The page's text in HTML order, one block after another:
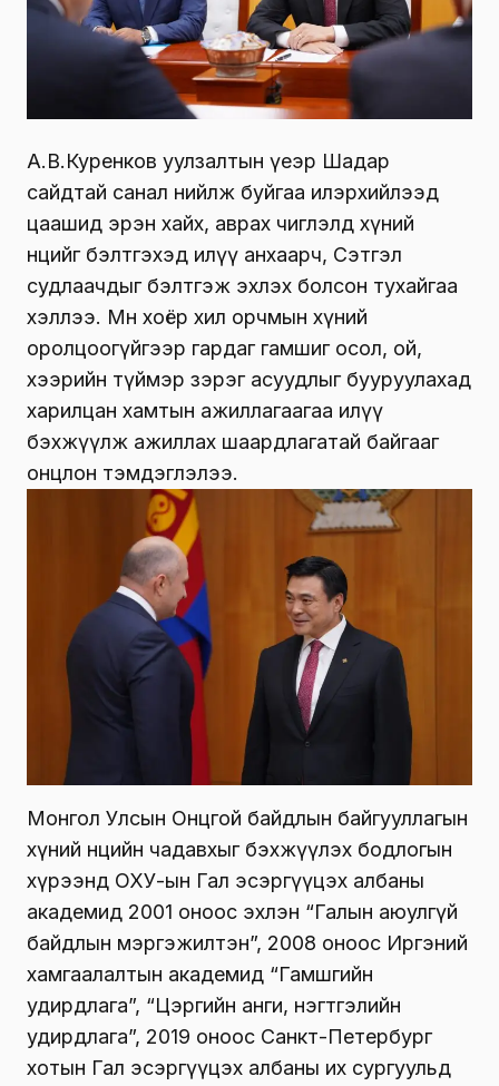
А.В.Куренков уулзалтын үеэр Шадар
сайдтай санал нийлж буйгаа илэрхийлээд
цаашид эрэн хайх, аврах чиглэлд хүний
нөөцийг бэлтгэхэд илүү анхаарч, Сэтгэл
судлаачдыг бэлтгэж эхлэх болсон тухайгаа
хэллээ. Мөн хоёр хил орчмын хүний
оролцоогүйгээр гардаг гамшиг осол, ой,
хээрийн түймэр зэрэг асуудлыг бууруулахад
харилцан хамтын ажиллагаагаа илүү
бэхжүүлж ажиллах шаардлагатай байгааг
онцлон тэмдэглэлээ.
Монгол Улсын Онцгой байдлын байгууллагын
хүний нөөцийн чадавхыг бэхжүүлэх бодлогын
хүрээнд ОХУ-ын Гал эсэргүүцэх албаны
академид 2001 оноос эхлэн “Галын аюулгүй
байдлын мэргэжилтэн”, 2008 оноос Иргэний
хамгаалалтын академид “Гамшгийн
удирдлага”, “Цэргийн анги, нэгтгэлийн
удирдлага”, 2019 оноос Санкт-Петербург
хотын Гал эсэргүүцэх албаны их сургуульд